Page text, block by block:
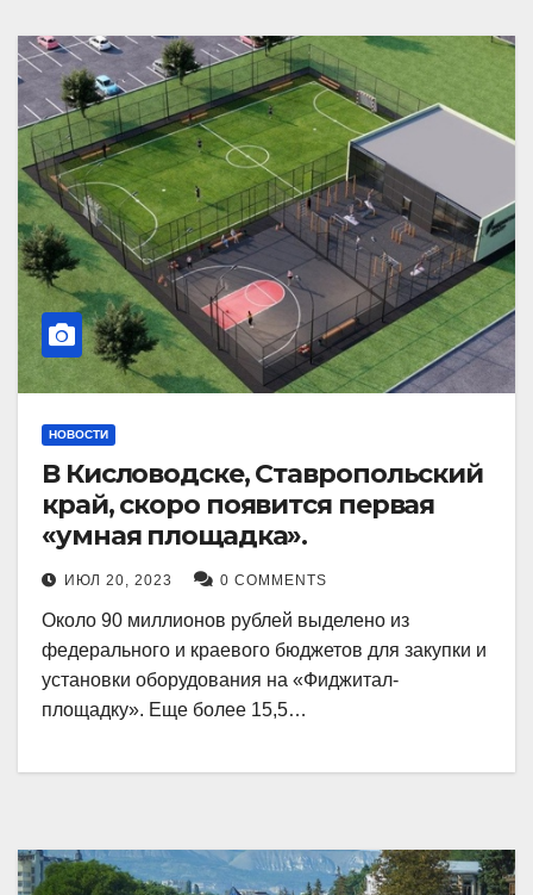
НОВОСТИ
В Кисловодске, Ставропольский
край, скоро появится первая
«умная площадка».
ИЮЛ 20, 2023 0 COMMENTS
Около 90 миллионов рублей выделено из
федерального и краевого бюджетов для закупки и
установки оборудования на «Фиджитал-
площадку». Еще более 15,5…